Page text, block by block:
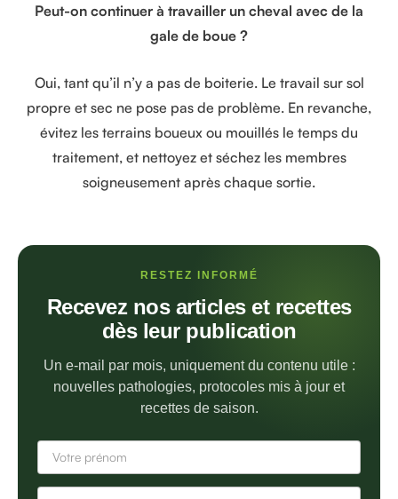
Peut-on continuer à travailler un cheval avec de la
gale de boue ?
Oui, tant qu’il n’y a pas de boiterie. Le travail sur sol
propre et sec ne pose pas de problème. En revanche,
évitez les terrains boueux ou mouillés le temps du
traitement, et nettoyez et séchez les membres
soigneusement après chaque sortie.
RESTEZ INFORMÉ
Recevez nos articles et recettes
dès leur publication
Un e-mail par mois, uniquement du contenu utile :
nouvelles pathologies, protocoles mis à jour et
recettes de saison.